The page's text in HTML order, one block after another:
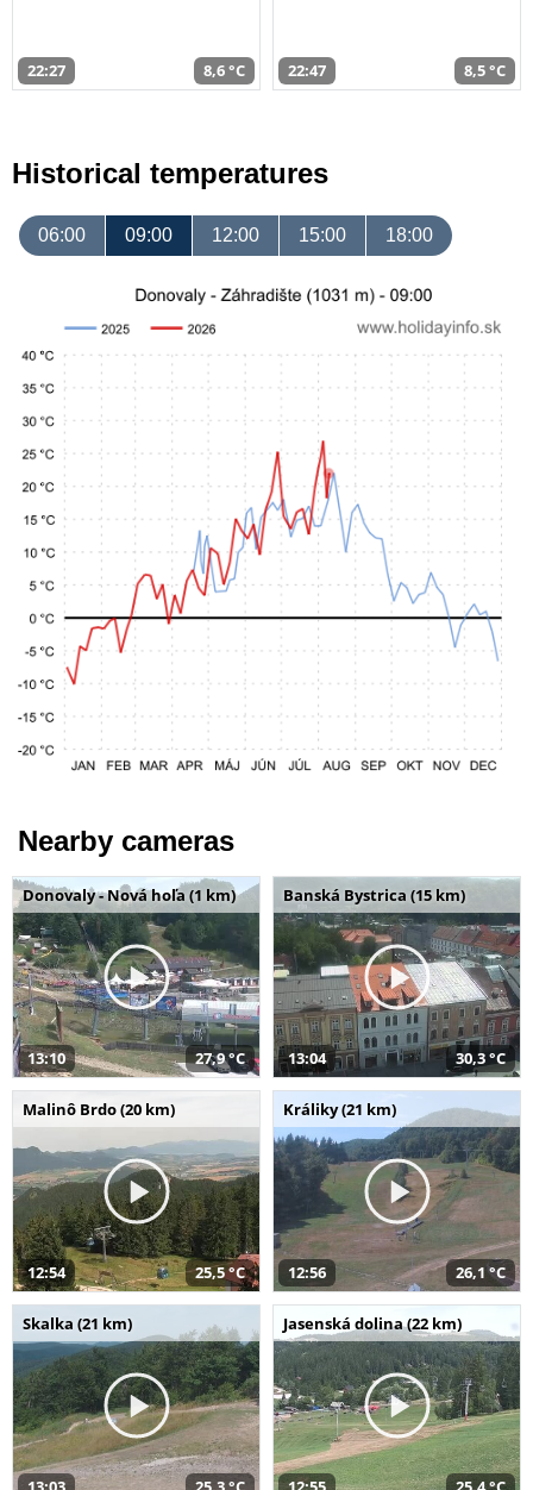
22:27 8,6 °C 22:47 8,5 °C
Historical temperatures
06:00 09:00 12:00 15:00 18:00
Nearby cameras
Donovaly - Nová hoľa (1 km)
13:10 27,9 °C
Banská Bystrica (15 km)
13:04 30,3 °C
Malinô Brdo (20 km)
12:54 25,5 °C
Králiky (21 km)
12:56 26,1 °C
Skalka (21 km) Jasenská dolina (22 km)